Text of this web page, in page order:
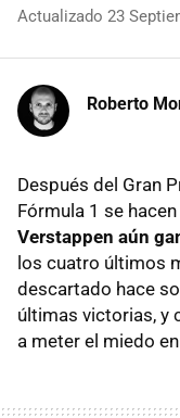
Actualizado 23
Roberto
Después del Gran
Fórmula 1 se
Verstappen aún
los cuatro últimos
descartado hace
últimas victorias, y
a meter el miedo